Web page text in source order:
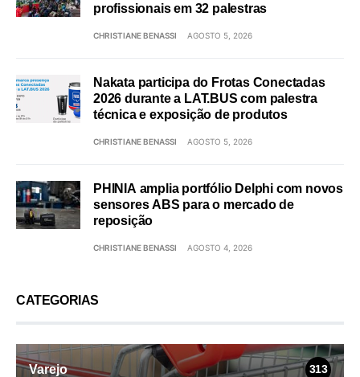
profissionais em 32 palestras
CHRISTIANE BENASSI AGOSTO 5, 2026
Nakata participa do Frotas Conectadas
2026 durante a LAT.BUS com palestra
técnica e exposição de produtos
CHRISTIANE BENASSI AGOSTO 5, 2026
PHINIA amplia portfólio Delphi com novos
sensores ABS para o mercado de
reposição
CHRISTIANE BENASSI AGOSTO 4, 2026
CATEGORIAS
Varejo 313